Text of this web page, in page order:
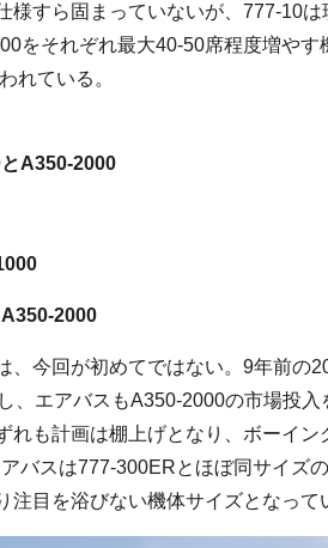
様すら固まっていないが、777-10
をそれぞれ最大40-50席程度増やす
れている。
A350-2000
2000
今回が初めてではない。9年前の
、エアバスもA350-2000の市場投入
れも計画は棚上げとなり、ボーイン
バスは777-300ERとほぼ同サイズ
目を浴びない機体サイズとなって